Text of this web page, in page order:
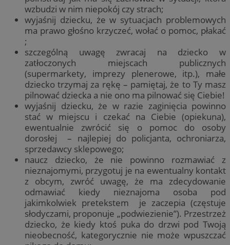
wzbudzi w nim niepokój czy strach;
wyjaśnij dziecku, że w sytuacjach problemowych
ma prawo głośno krzyczeć, wołać o pomoc, płakać
;
szczególną uwagę zwracaj na dziecko w
zatłoczonych miejscach publicznych
(supermarkety, imprezy plenerowe, itp.), małe
dziecko trzymaj za rękę – pamiętaj, że to Ty masz
pilnować dziecka a nie ono ma pilnować się Ciebie!
wyjaśnij dziecku, że w razie zaginięcia powinno
stać w miejscu i czekać na Ciebie (opiekuna),
ewentualnie zwrócić się o pomoc do osoby
dorosłej – najlepiej do policjanta, ochroniarza,
sprzedawcy sklepowego;
naucz dziecko, że nie powinno rozmawiać z
nieznajomymi, przygotuj je na ewentualny kontakt
z obcym, zwróć uwagę, że ma zdecydowanie
odmawiać kiedy nieznajoma osoba pod
jakimkolwiek pretekstem je zaczepia (częstuje
słodyczami, proponuje „podwiezienie”). Przestrzeż
dziecko, że kiedy ktoś puka do drzwi pod Twoją
nieobecność, kategorycznie nie może wpuszczać